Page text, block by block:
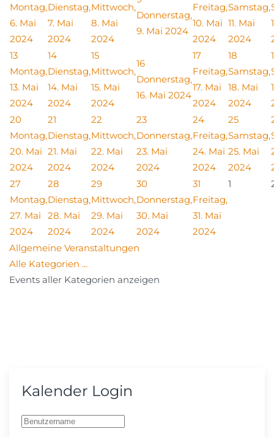
Montag,
6. Mai
2024
Dienstag,
7. Mai
2024
Mittwoch,
8. Mai
2024
Donnerstag,
9. Mai 2024
Freitag,
10. Mai
2024
Samstag,
11. Mai
2024
13
Montag,
13. Mai
2024
14
Dienstag,
14. Mai
2024
15
Mittwoch,
15. Mai
2024
16
Donnerstag,
16. Mai 2024
17
Freitag,
17. Mai
2024
18
Samstag,
18. Mai
2024
20
Montag,
20. Mai
2024
21
Dienstag,
21. Mai
2024
22
Mittwoch,
22. Mai
2024
23
Donnerstag,
23. Mai
2024
24
Freitag,
24. Mai
2024
25
Samstag,
25. Mai
2024
27
Montag,
27. Mai
2024
28
Dienstag,
28. Mai
2024
29
Mittwoch,
29. Mai
2024
30
Donnerstag,
30. Mai
2024
31
Freitag,
31. Mai
2024
1
Allgemeine Veranstaltungen
Alle Kategorien ...
Events aller Kategorien anzeigen
Kalender Login